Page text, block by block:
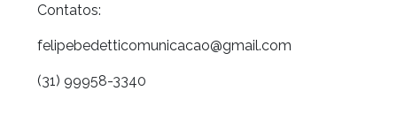
Contatos:
felipebedetticomunicacao@gmail.com
(31) 99958-3340